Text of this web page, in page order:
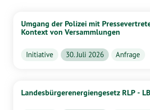
Umgang der Polizei mit
Kontext von Versammlungen
Initiative 30. Juli 2026 Anfrage
Landesbürgerenergiengesetz RLP -